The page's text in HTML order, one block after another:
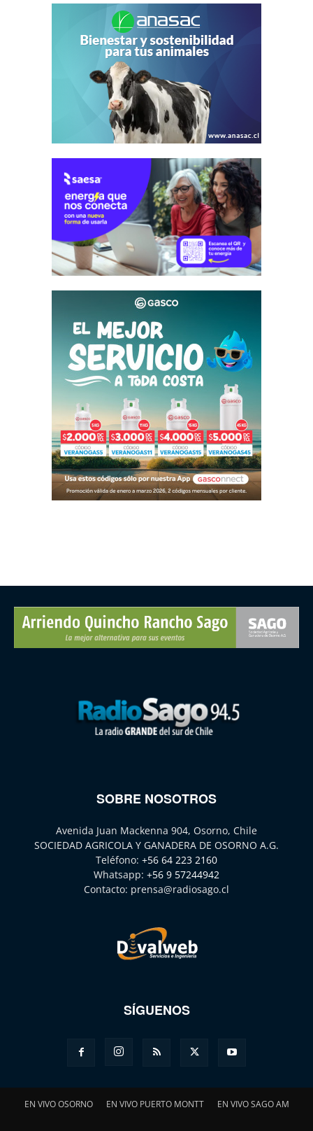
SOBRE NOSOTROS
Avenida Juan Mackenna 904, Osorno, Chile
SOCIEDAD AGRICOLA Y GANADERA DE OSORNO A.G.
Teléfono: +56 64 223 2160
Whatsapp: +56 9 57244942
Contacto: prensa@radiosago.cl
SÍGUENOS
EN VIVO OSORNO EN VIVO PUERTO MONTT EN VIVO SAGO AM